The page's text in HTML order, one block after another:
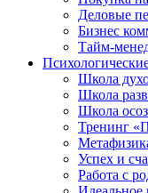
Деловые
Бизнес
Тайм-
Школа
Школа
Школа
Тренинг
Успех и
Работа с